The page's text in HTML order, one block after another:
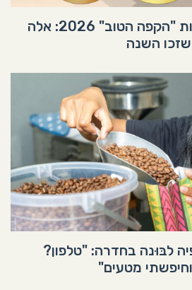
נחשפו תוצאות תחרות "הקפה הטוב" 2026: אלה
שזכו השנה
לבּוּנה בחדרה: "טלפון?
מטעים"